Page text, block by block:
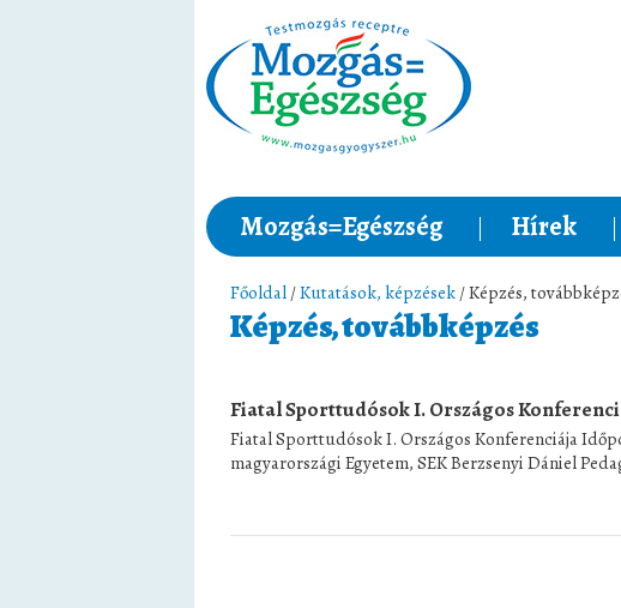
Mozgás=Egészség Hírek
Főoldal /Kutatások, képzések / Képzés,
Képzés, továbbképzés
Fiatal Sporttudósok I. Országos
Fiatal Sporttudósok I. Országos Konferenciája
magyarországi Egyetem, SEK Berzsenyi Dániel